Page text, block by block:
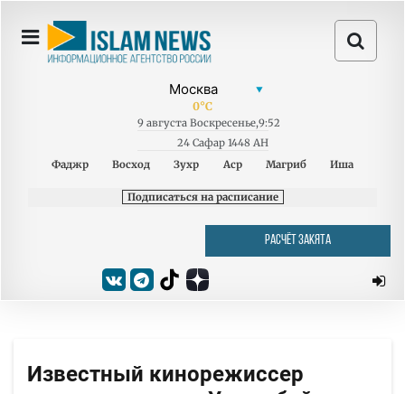
0°C
9 августа Воскресенье,9:52
24 Сафар 1448 AH
Фаджр
Восход Зухр Аср Магриб Иша
Подписаться на расписание
РАСЧЁТ ЗАКЯТА
Известный кинорежиссер